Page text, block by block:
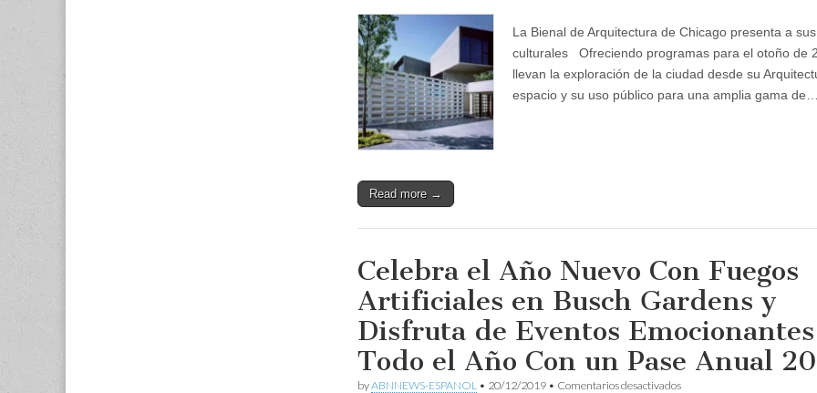
Arquitectura
de
Chicago,
«La
Ciudad
La Bienal de Arquitectura de Chicago presenta a
culturales Ofreciendo programas para el otoño de
llevan la exploración de la ciudad desde su
espacio y su uso público para una amplia gama
Read more →
Celebra el Año Nuevo Con Fuegos
Artificiales en Busch Gardens y
Disfruta de Eventos Emocionantes
Todo el Año Con un Pase Anual
byABNNEWS-ESPANOL • 20/12/2019 • Comentarios desactivadosen